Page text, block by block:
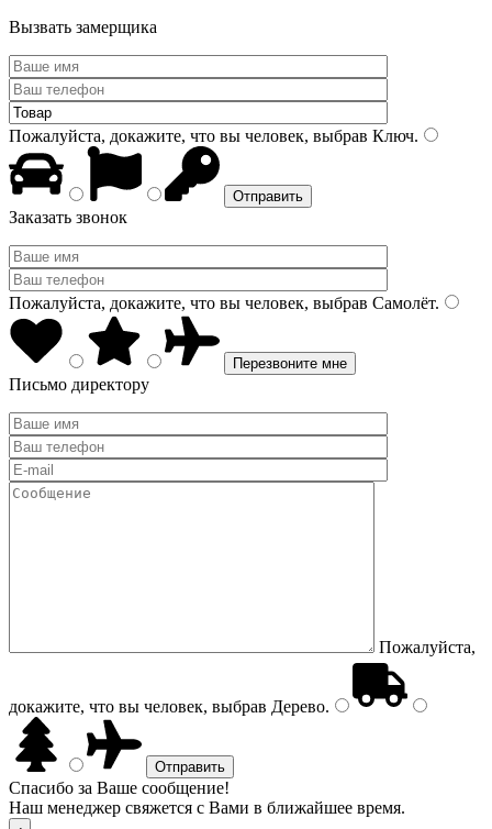
Вызвать замерщика
Пожалуйста, докажите, что вы человек, выбрав Ключ.
Заказать звонок
Пожалуйста, докажите, что вы человек, выбрав Самолёт.
Письмо директору
Пожалуйста,
докажите, что вы человек, выбрав Дерево.
Спасибо за Ваше сообщение!
Наш менеджер свяжется с Вами в ближайшее время.